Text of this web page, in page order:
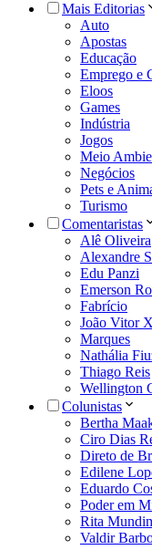
Mais Editorias
Auto
Apostas
Educação
Emprego e
Eloos
Games
Indústria
Jogos
Meio
Negócios
Pets e
Turismo
Comentaristas
Alê Oliveira
Alexandre
Edu Panzi
Emerson
Fabrício
João Vitor
Marques
Nathália
Thiago Reis
Wellington
Colunistas
Bertha
Ciro Dias
Direto de
Edilene
Eduardo
Poder em
Rita
Valdir